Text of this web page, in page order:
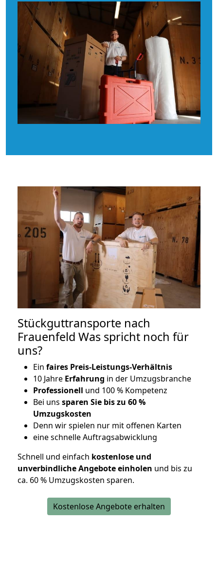
Stückguttransporte nach
Frauenfeld Was spricht noch für
uns?
Ein faires Preis-Leistungs-Verhältnis
10 Jahre Erfahrung in der Umzugsbranche
Professionell und 100 % Kompetenz
Bei uns sparen Sie bis zu 60 %
Umzugskosten
Denn wir spielen nur mit offenen Karten
eine schnelle Auftragsabwicklung
Schnell und einfach kostenlose und
unverbindliche Angebote einholen und bis zu
ca. 60 % Umzugskosten sparen.
Kostenlose Angebote erhalten